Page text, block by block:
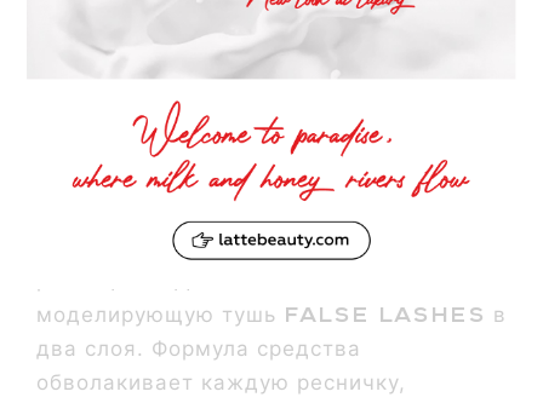
Этап 4. Не забываем
про пышные
ресницы
Финишируем макияж глаз пышными
моделирующую тушь False Lashes в
два слоя. Формула средства
обволакивает каждую ресничку,